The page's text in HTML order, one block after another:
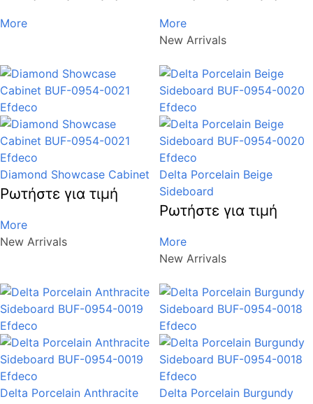
More
More
New Arrivals
Diamond Showcase Cabinet
Ρωτήστε για τιμή
More
New Arrivals
Delta Porcelain Beige
Sideboard
Ρωτήστε για τιμή
More
New Arrivals
Delta Porcelain Anthracite
Delta Porcelain Burgundy